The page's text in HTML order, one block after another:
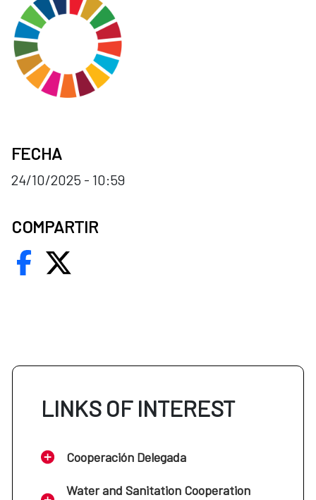
FECHA
24/10/2025 - 10:59
COMPARTIR
LINKS OF INTEREST
Cooperación Delegada
Water and Sanitation Cooperation